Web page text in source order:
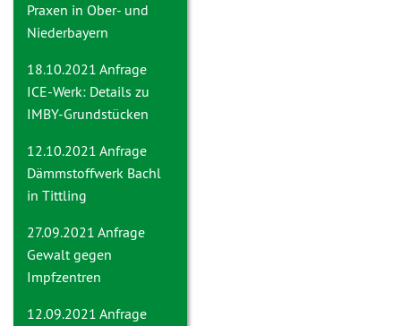
Praxen in Ober- und
Niederbayern
18.10.2021 Anfrage
ICE-Werk: Details zu
IMBY-Grundstücken
12.10.2021 Anfrage
Dämmstoffwerk Bachl
in Tittling
27.09.2021 Anfrage
Gewalt gegen
Impfzentren
12.09.2021 Anfrage